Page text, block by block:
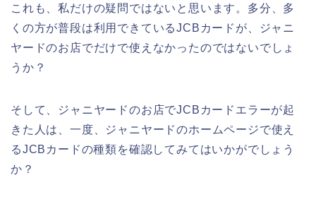
これも、私だけの疑問ではないと思います。多分、多
くの方が普段は利用できているJCBカードが、ジャニ
ヤードのお店でだけで使えなかったのではないでしょ
うか？
そして、ジャニヤードのお店でJCBカードエラーが起
きた人は、一度、ジャニヤードのホームページで使え
るJCBカードの種類を確認してみてはいかがでしょう
か？